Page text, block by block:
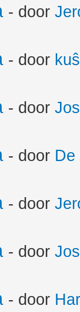
- door
- door
- door
- door De
- door
- door
- door